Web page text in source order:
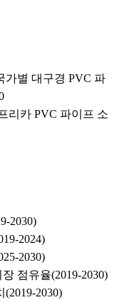
가별 대구경 PVC 파
리카 PVC 파이프 소
2030)
2024)
2030)
점유율(2019-2030)
2030)